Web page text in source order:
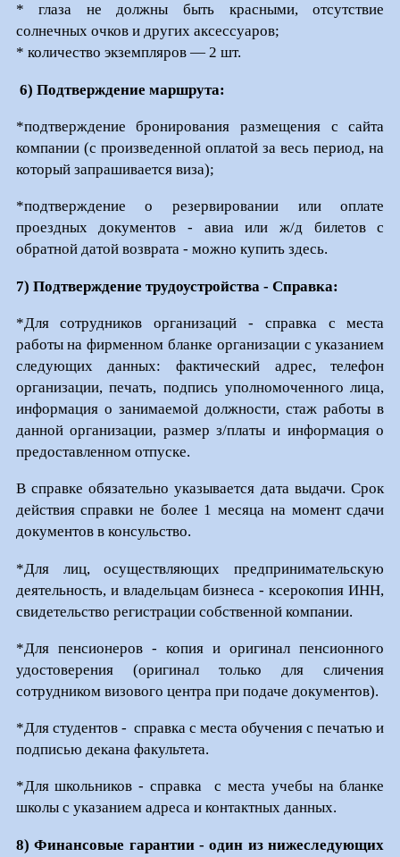
* глаза не должны быть красными, отсутствие
солнечных очков и других аксессуаров;
* количество экземпляров — 2 шт.
6) Подтверждение маршрута:
*подтверждение бронирования размещения с сайта
компании (с произведенной оплатой за весь период, на
который запрашивается виза);
*подтверждение о резервировании или оплате
проездных документов - авиа или ж/д билетов с
обратной датой возврата - можно купить здесь.
7) Подтверждение трудоустройства - Справка:
*Для сотрудников организаций - справка с места
работы на фирменном бланке организации с указанием
следующих данных: фактический адрес, телефон
организации, печать, подпись уполномоченного лица,
информация о занимаемой должности, стаж работы в
данной организации, размер з/платы и информация о
предоставленном отпуске.
В справке обязательно указывается дата выдачи. Срок
действия справки не более 1 месяца на момент сдачи
документов в консульство.
*Для лиц, осуществляющих предпринимательскую
деятельность, и владельцам бизнеса - ксерокопия ИНН,
свидетельство регистрации собственной компании.
*Для пенсионеров - копия и оригинал пенсионного
удостоверения (оригинал только для сличения
сотрудником визового центра при подаче документов).
*Для студентов - справка с места обучения с печатью и
подписью декана факультета.
*Для школьников - справка с места учебы на бланке
школы с указанием адреса и контактных данных.
8) Финансовые гарантии -один из нижеследующих